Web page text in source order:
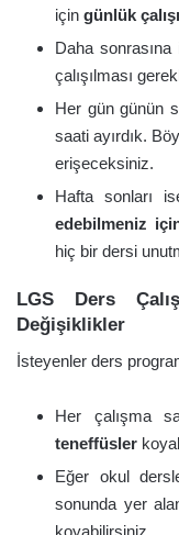
için günlük
Daha
çalışılması
Her gün günün
saati ayırdık.
erişeceksiniz.
Hafta sonları
edebilmeniz
hiç bir dersi
LGS Ders
Değişiklikler
İsteyenler ders
Her çalışma
teneffüsler
Eğer okul
sonunda yer
koyabilirsiniz.